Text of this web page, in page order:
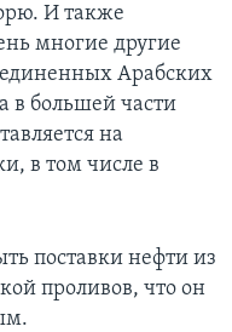
И также
многие другие
Арабских
в большей части
на
в том числе в
поставки нефти из
проливов, что он